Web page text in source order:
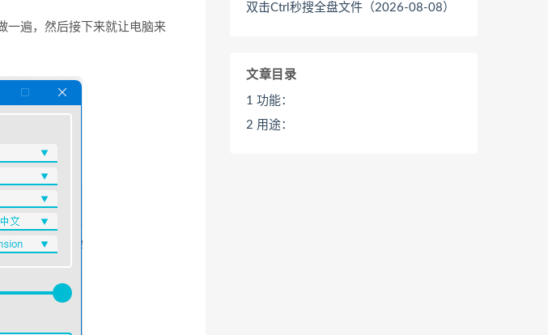
一遍，然后接下来就让电脑来
双击Ctrl秒搜全盘文件（2026-08-08）
文章目录
1 功能：
2 用途：